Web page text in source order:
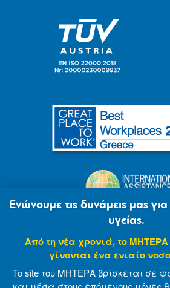
Ενώνουμε τις δυνάμεις μας
υγείας.
Από τη νέα χρονιά, το ΜΗΤΕΡΑ
γίνονται ένα ενιαίο
Το site του ΜΗΤΕΡΑ βρίσκεται σε